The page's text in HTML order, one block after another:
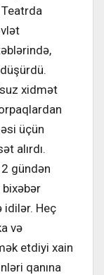
xidmət
üçün
alırdı.
gündən
idilər. Heç
və
etdiyi xain
qanına